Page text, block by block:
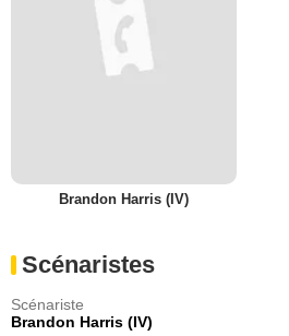
Brandon Harris (IV)
Scénaristes
Scénariste
Brandon Harris (IV)